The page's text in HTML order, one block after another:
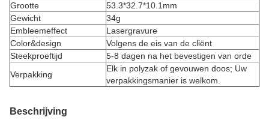
Grootte
53.3*32.7*10.1mm
Gewicht
34g
Embleemeffect
Lasergravure
Color&design
Volgens de eis van de cliënt
Steekproeftijd
5-8 dagen na het bevestigen van orde
Verpakking
Elk in polyzak of gevouwen doos; Uw
verpakkingsmanier is welkom.
Beschrijving